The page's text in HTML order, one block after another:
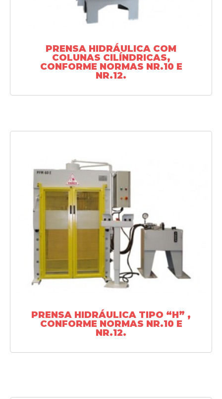
PRENSA HIDRÁULICA COM
COLUNAS CILÍNDRICAS,
CONFORME NORMAS NR.10 E
NR.12.
SAIBA MAIS
PRENSA HIDRÁULICA TIPO “H” ,
CONFORME NORMAS NR.10 E
NR.12.